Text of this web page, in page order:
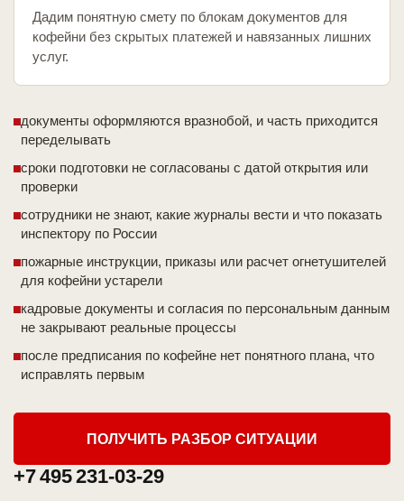
Дадим понятную смету по блокам документов для
кофейни без скрытых платежей и навязанных лишних
услуг.
документы оформляются вразнобой, и часть приходится
переделывать
сроки подготовки не согласованы с датой открытия или
проверки
сотрудники не знают, какие журналы вести и что показать
инспектору по России
пожарные инструкции, приказы или расчет огнетушителей
для кофейни устарели
кадровые документы и согласия по персональным данным
не закрывают реальные процессы
после предписания по кофейне нет понятного плана, что
исправлять первым
ПОЛУЧИТЬ РАЗБОР СИТУАЦИИ
+7 495 231-03-29